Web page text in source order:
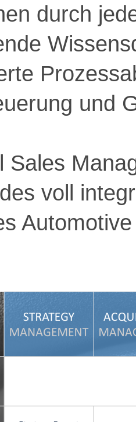
durch
und
Sales
voll